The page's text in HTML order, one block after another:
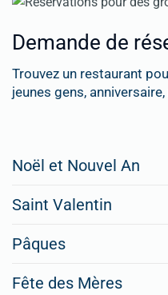
Demande de
Trouvez un restaurant
jeunes gens,
Noël et Nouvel An
Saint Valentin
Pâques
Fête des Mères